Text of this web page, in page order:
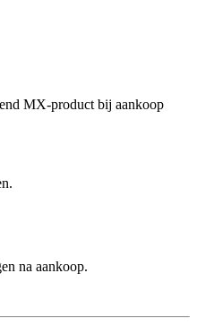
MX-product bij aankoop
na aankoop.